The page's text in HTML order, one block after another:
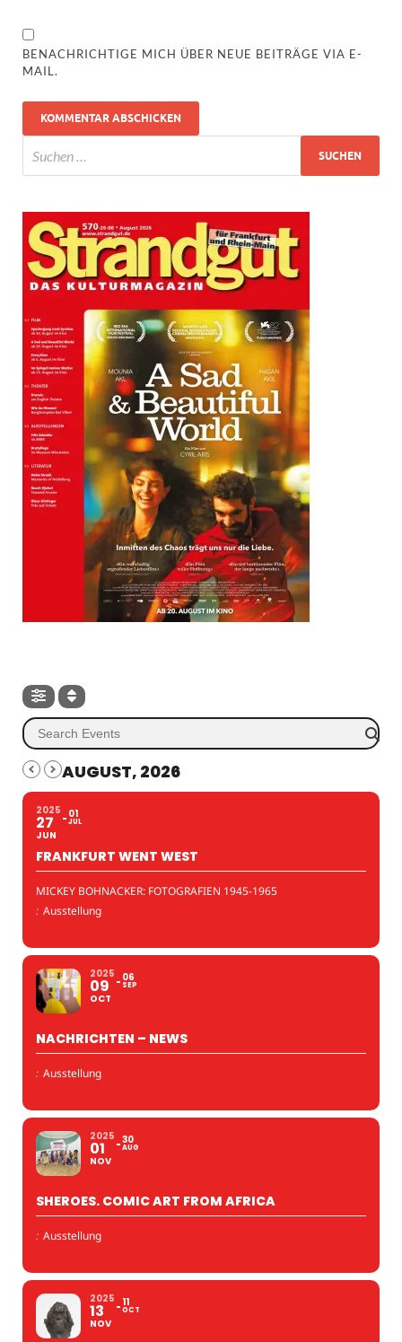
BENACHRICHTIGE MICH ÜBER NEUE BEITRÄGE VIA E-
MAIL.
AUGUST, 2026
2025
27
JUN
01
JUL
FRANKFURT WENT WEST
MICKEY BOHNACKER: FOTOGRAFIEN 1945-1965
: Ausstellung
2025
09
OCT
06
SEP
NACHRICHTEN – NEWS
: Ausstellung
2025
01
NOV
30
AUG
SHEROES. COMIC ART FROM AFRICA
: Ausstellung
2025
13
NOV
11
OCT